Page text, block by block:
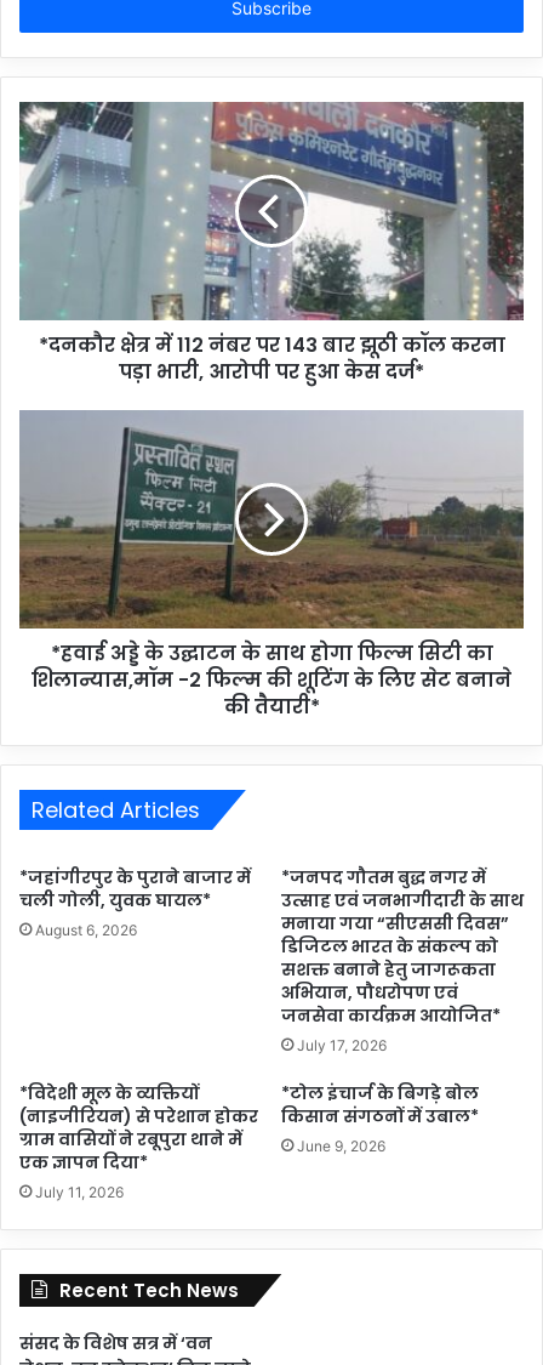
*दनकौर क्षेत्र में 112 नंबर पर 143 बार झूठी कॉल करना
पड़ा भारी, आरोपी पर हुआ केस दर्ज*
*हवाई अड्डे के उद्घाटन के साथ होगा फिल्म सिटी का
शिलान्यास,मॉम -2 फिल्म की शूटिंग के लिए सेट बनाने
की तैयारी*
Related Articles
*जहांगीरपुर के पुराने बाजार में
चली गोली, युवक घायल*
August 6, 2026
*जनपद गौतम बुद्ध नगर में
उत्साह एवं जनभागीदारी के साथ
मनाया गया “सीएससी दिवस”
डिजिटल भारत के संकल्प को
सशक्त बनाने हेतु जागरूकता
अभियान, पौधरोपण एवं
जनसेवा कार्यक्रम आयोजित*
July 17, 2026
*विदेशी मूल के व्यक्तियों
(नाइजीरियन) से परेशान होकर
ग्राम वासियों ने रबूपुरा थाने में
एक ज्ञापन दिया*
July 11, 2026
*टोल इंचार्ज के बिगड़े बोल
किसान संगठनों में उबाल*
June 9, 2026
Recent Tech News
संसद के विशेष सत्र में ‘वन